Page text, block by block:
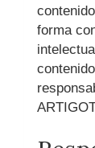
forma